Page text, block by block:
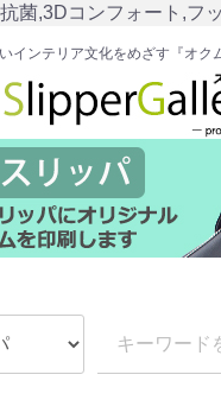
菌,3Dコンフォート,フ
インテリア文化をめざす『オク